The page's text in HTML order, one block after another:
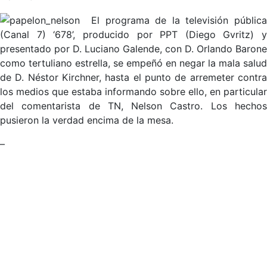
El programa de la televisión pública
(Canal 7) ‘678’, producido por PPT (Diego Gvritz) y
presentado por D. Luciano Galende, con D. Orlando Barone
como tertuliano estrella, se empeñó en negar la mala salud
de D. Néstor Kirchner, hasta el punto de arremeter contra
los medios que estaba informando sobre ello, en particular
del comentarista de TN, Nelson Castro. Los hechos
pusieron la verdad encima de la mesa.
–